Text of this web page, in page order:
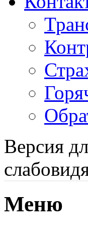
Версия
Меню